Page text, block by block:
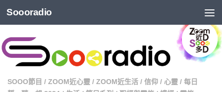
Soooradio
SOOO節目 / ZOOM近心靈 / ZOOM近生活 / 信仰 / 心靈 / 每日